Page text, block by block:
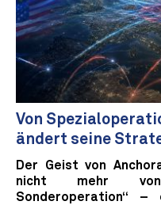
Von
ändert seine
Der Geist von
nicht mehr von
Sonderoperation“